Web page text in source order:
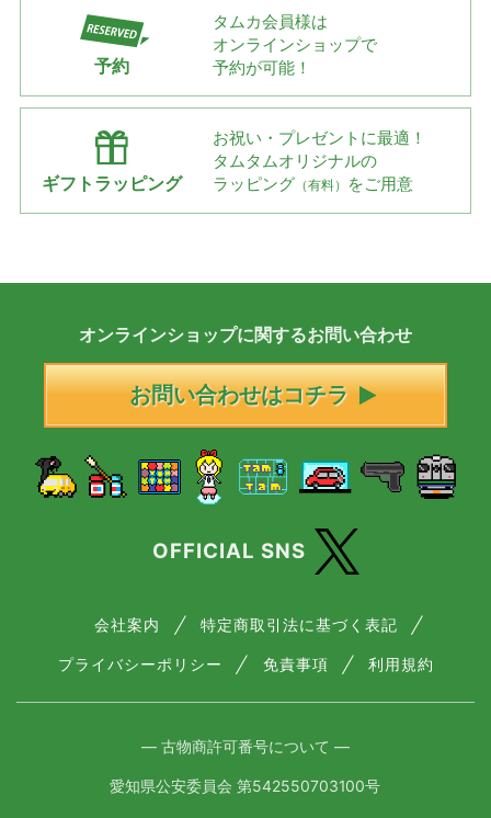
予約
タムカ会員様は
オンラインショップで
予約が可能！
ギフトラッピング
お祝い・プレゼントに最適！
タムタムオリジナルの
ラッピング （有料） をご用意
オンラインショップに関するお問い合わせ
お問い合わせはコチラ
OFFICIAL SNS
会社案内 特定商取引法に基づく表記
プライバシーポリシー 免責事項 利用規約
― 古物商許可番号について ―
愛知県公安委員会 第542550703100号